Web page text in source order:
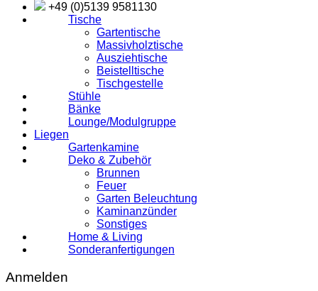
+49 (0)5139 9581130
Tische
Gartentische
Massivholztische
Ausziehtische
Beistelltische
Tischgestelle
Stühle
Bänke
Lounge/Modulgruppe
Liegen
Gartenkamine
Deko & Zubehör
Brunnen
Feuer
Garten Beleuchtung
Kaminanzünder
Sonstiges
Home & Living
Sonderanfertigungen
Anmelden